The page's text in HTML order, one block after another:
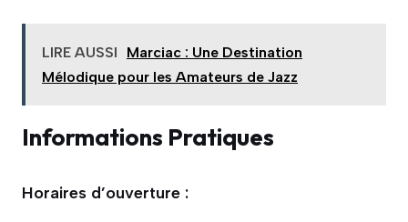
LIRE AUSSI
Marciac : Une Destination
Mélodique pour les Amateurs de Jazz
Informations Pratiques
Horaires d’ouverture :